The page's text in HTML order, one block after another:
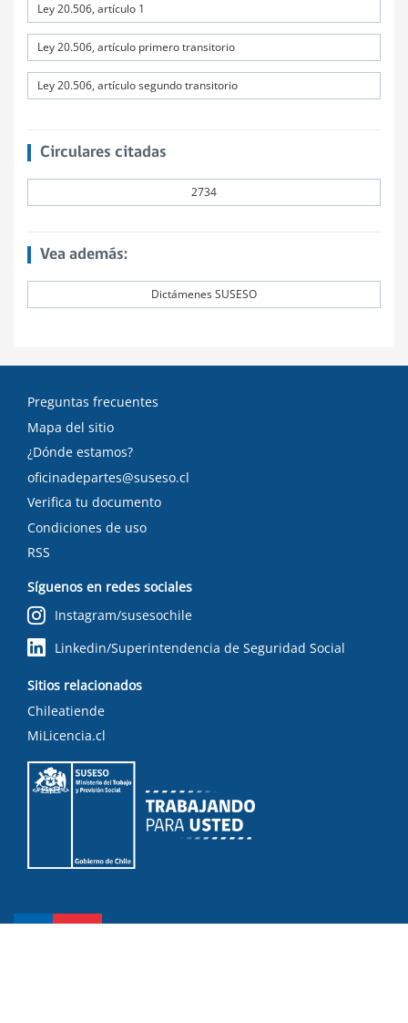
Ley 20.506, artículo 1
Ley 20.506, artículo primero transitorio
Ley 20.506, artículo segundo transitorio
Circulares citadas
2734
Vea además:
Dictámenes SUSESO
Preguntas frecuentes
Mapa del sitio
¿Dónde estamos?
oficinadepartes@suseso.cl
Verifica tu documento
Condiciones de uso
RSS
Síguenos en redes sociales
Instagram/susesochile
Linkedin/Superintendencia de Seguridad Social
Sitios relacionados
Chileatiende
MiLicencia.cl